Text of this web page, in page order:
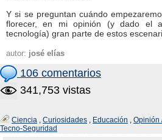
Y si se preguntan cuándo
florecer, en mi opinión (y dado el
tecnología) gran parte de estos
autor: josé elías
106 comentarios
341,753 vistas
Ciencia , Curiosidades , Educación , Opinión
Tecno-Seguridad